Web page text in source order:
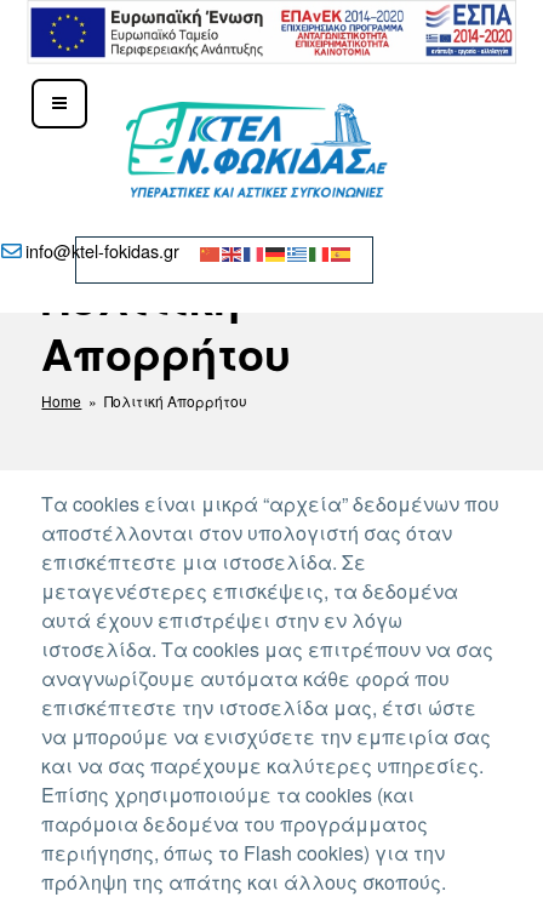
Μετάβαση
ΚΤΕΛ Ν. ΦΩΚΊΔΑΣ – ΔΕΛΦΟΊ
info@ktel-fokidas.gr
Πολιτική
Απορρήτου
Home » Πολιτική Απορρήτου
Τα cookies είναι μικρά “αρχεία” δεδομένων που
αποστέλλονται στον υπολογιστή σας όταν
επισκέπτεστε μια ιστοσελίδα. Σε
μεταγενέστερες επισκέψεις, τα δεδομένα
αυτά έχουν επιστρέψει στην εν λόγω
ιστοσελίδα. Τα cookies μας επιτρέπουν να σας
αναγνωρίζουμε αυτόματα κάθε φορά που
επισκέπτεστε την ιστοσελίδα μας, έτσι ώστε
να μπορούμε να ενισχύσετε την εμπειρία σας
και να σας παρέχουμε καλύτερες υπηρεσίες.
Επίσης χρησιμοποιούμε τα cookies (και
παρόμοια δεδομένα του προγράμματος
περιήγησης, όπως το Flash cookies) για την
πρόληψη της απάτης και άλλους σκοπούς.